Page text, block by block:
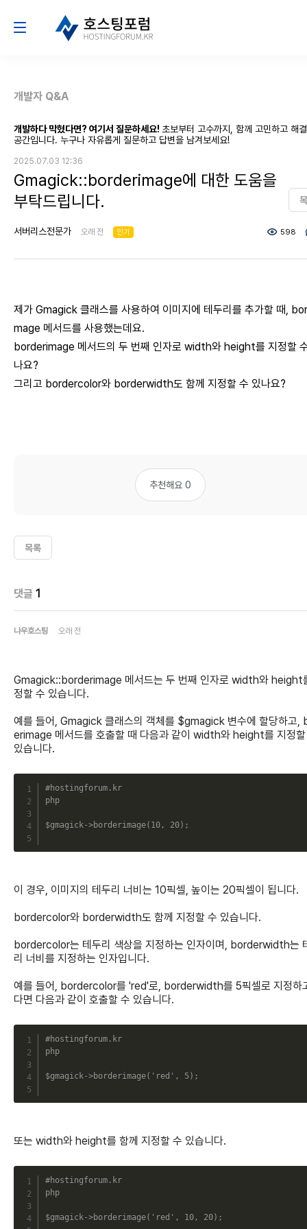
개발자 Q&A
개발하다 막혔다면? 여기서 질문하세요! 초보부터 고수까지, 함께 고민하고 해
공간입니다. 누구나 자유롭게 질문하고 답변을 남겨보세요!
2025.07.03 12:36
Gmagick::borderimage에 대한 도움을
부탁드립니다.
서버리스전문가 오래 전 인기 598
제가 Gmagick 클래스를 사용하여 이미지에 테두리를 추가할 때,
mage 메서드를 사용했는데요.
borderimage 메서드의 두 번째 인자로 width와 height를 지정할
나요?
그리고 bordercolor와 borderwidth도 함께 지정할 수 있나요?
추천해요 0
목록
댓글 1
나우호스팅 오래 전
Gmagick::borderimage 메서드는 두 번째 인자로 width와 height
정할 수 있습니다.
예를 들어, Gmagick 클래스의 객체를 $gmagick 변수에 할당하고,
erimage 메서드를 호출할 때 다음과 같이 width와 height를 지정
있습니다.
#hostingforum.kr
php
$gmagick->borderimage( 10, 20) ;
이 경우, 이미지의 테두리 너비는 10픽셀, 높이는 20픽셀이 됩니다.
bordercolor와 borderwidth도 함께 지정할 수 있습니다.
bordercolor는 테두리 색상을 지정하는 인자이며, borderwidth는
리 너비를 지정하는 인자입니다.
예를 들어, bordercolor를 'red'로, borderwidth를 5픽셀로 지정하
다면 다음과 같이 호출할 수 있습니다.
#hostingforum.kr
php
$gmagick->borderimage( 'red' , 5 ) ;
또는 width와 height를 함께 지정할 수 있습니다.
#hostingforum.kr
php
$gmagick->borderimage( 'red' , 10, 20) ;